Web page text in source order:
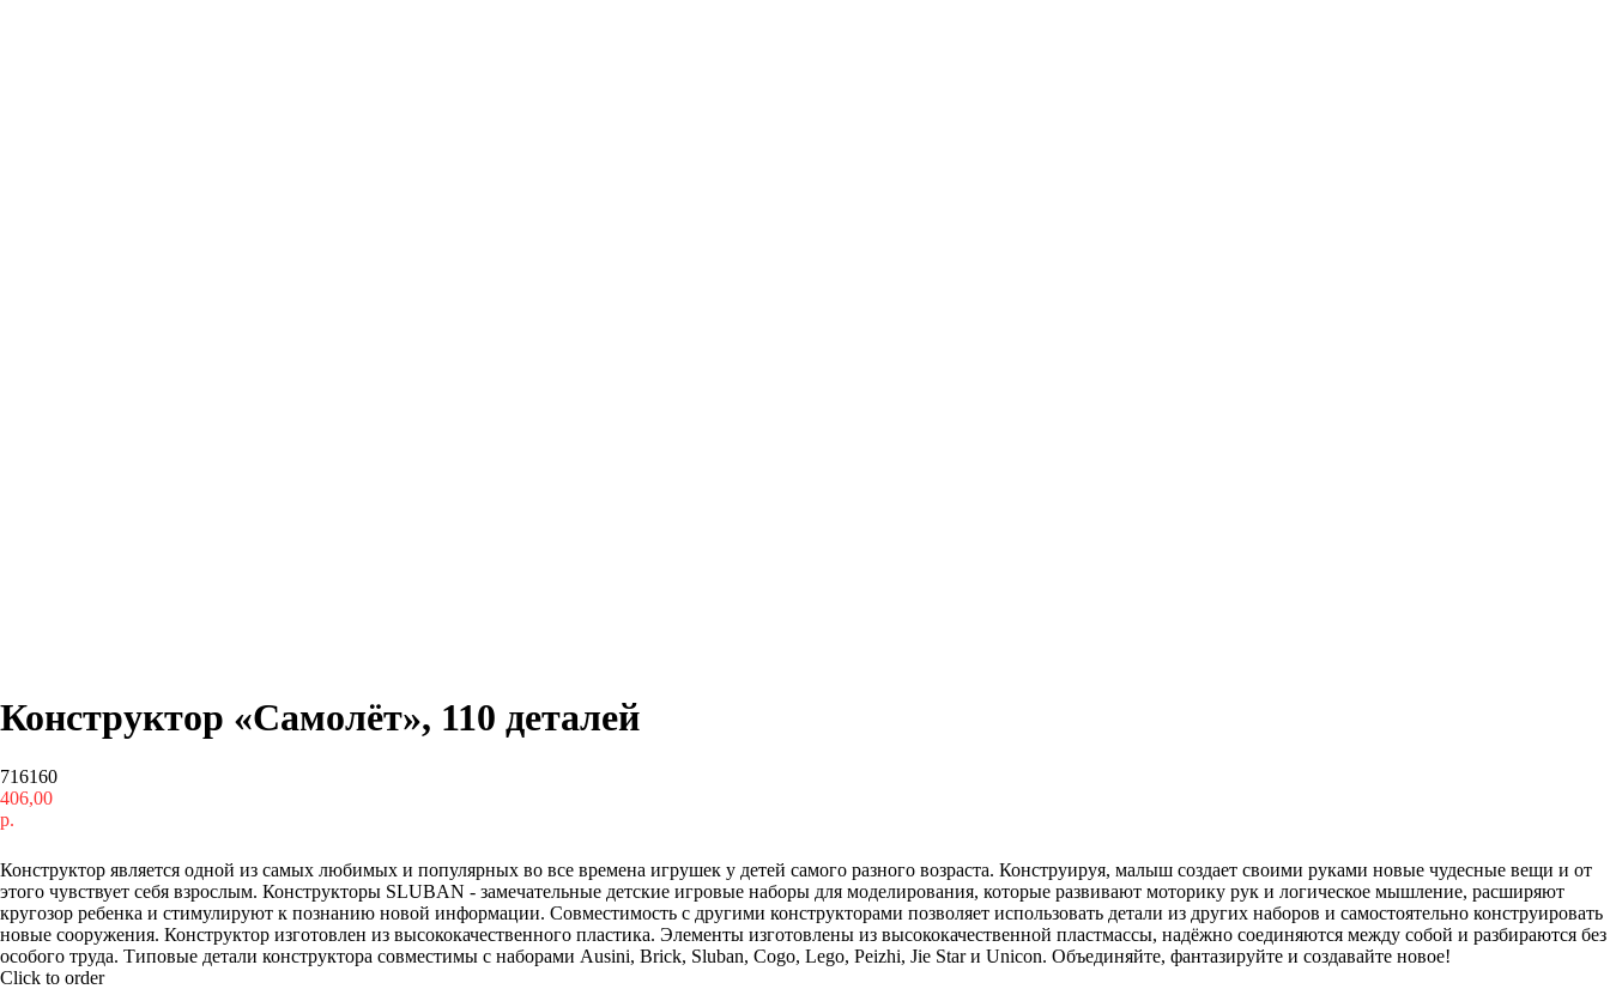
Конструктор «Самолёт», 110 деталей
716160
406,00
р.
Конструктор является одной из самых любимых и популярных во все времена игрушек у детей самого разного возраста. Конструируя, малыш создает своими руками новые чудесные вещи и от
этого чувствует себя взрослым. Конструкторы SLUBAN - замечательные детские игровые наборы для моделирования, которые развивают моторику рук и логическое мышление, расширяют
кругозор ребенка и стимулируют к познанию новой информации. Совместимость с другими конструкторами позволяет использовать детали из других наборов и самостоятельно конструировать
новые сооружения. Конструктор изготовлен из высококачественного пластика. Элементы изготовлены из высококачественной пластмассы, надёжно соединяются между собой и разбираются без
особого труда. Типовые детали конструктора совместимы с наборами Ausini, Brick, Sluban, Cogo, Lego, Peizhi, Jie Star и Unicon. Объединяйте, фантазируйте и создавайте новое!
Click to order